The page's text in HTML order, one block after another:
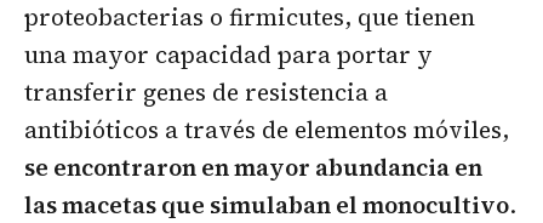
proteobacterias o firmicutes, que tienen
una mayor capacidad para portar y
transferir genes de resistencia a
antibióticos a través de elementos móviles,
se encontraron en mayor abundancia en
las macetas que simulaban el monocultivo.